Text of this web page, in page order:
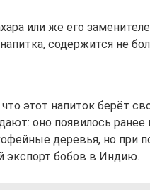
или же его
содержится не
этот напиток берёт
оно появилось
деревья, но при
экспорт бобов в Индию.